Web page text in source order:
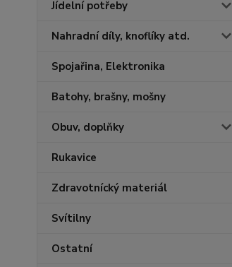
Jídelní potřeby
Nahradní díly, knoflíky atd.
Spojařina, Elektronika
Batohy, brašny, mošny
Obuv, doplňky
Rukavice
Zdravotnícký materiál
Svítilny
Ostatní